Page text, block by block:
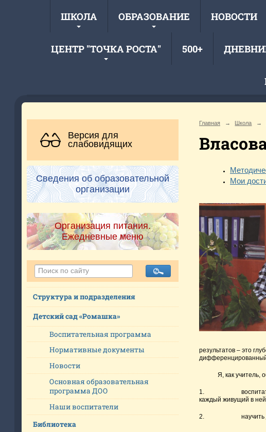
ШКОЛА ОБРАЗОВАНИЕ НОВОСТИ
ЦЕНТР "ТОЧКА РОСТА" 500+
Версия для
слабовидящих
Сведения об образовательной
организации
Организация питания.
Ежедневные меню
Структура и подразделения
Детский сад «Ромашка»
Воспитательная программа
Нормативные документы
Новости
Основная образовательная
программа ДОО
Наши воспитатели
Библиотека
Главная → Школа →
Мои
результатов – это
дифференцированный
Я, как учитель,
1.
каждый живущий в
2.